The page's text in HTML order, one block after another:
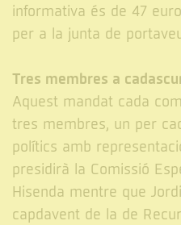
informativa és de 47
per a la junta de
Tres membres a
Aquest mandat cada
tres membres, un per
polítics amb
presidirà la Comissió
Hisenda mentre que
capdavent de la de